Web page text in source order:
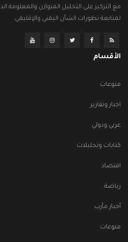
مع التركيز على التحليل المتوازن والمعلومة
لمتابعة تطورات الشأن اليمني والإقليمي.
الأقسام
منوعات
اخبار وتقارير
عربي ودولي
كتابات وتحليلات
اقتصاد
رياضة
أخبار مأرب
منوعات